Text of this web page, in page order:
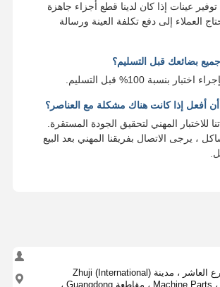
توفير عينات إذا كان لدينا قطع أجزاء جاهزة
العملاء إلى دفع تكلفة العينة ورسالة
للاختبار المهني لتحقيق الجودة المستقرة.
، يرجى الاتصال بفريقنا المهني بعد البيع
في 1026-1028 ، الشارع العاشر ، مدينة Zhuji (International)
Machine Parts ، Tianhe ، Guangzhou ، مقاطعة Guangdong ،